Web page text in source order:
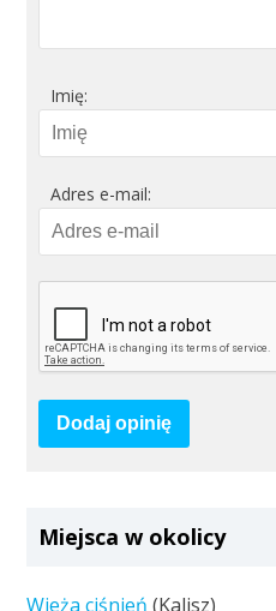
Imię:
Adres e-mail:
Dodaj opinię
Miejsca w okolicy
Wieża ciśnień (Kalisz)